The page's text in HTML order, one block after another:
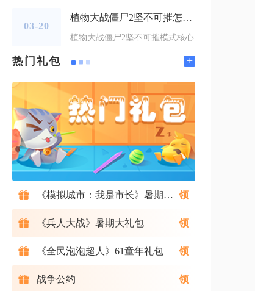
03-20
植物大战僵尸2坚不可摧怎么过
植物大战僵尸2坚不可摧模式核心
热门礼包 +
《模拟城市：我是市长》暑期礼包
《兵人大战》暑期大礼包
《全民泡泡超人》61童年礼包
战争公约